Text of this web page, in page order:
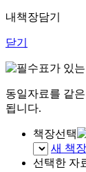
내책장담기
닫기
표가 있
동일자료를 같
됩니다.
책장선택
새 책
선택한 자